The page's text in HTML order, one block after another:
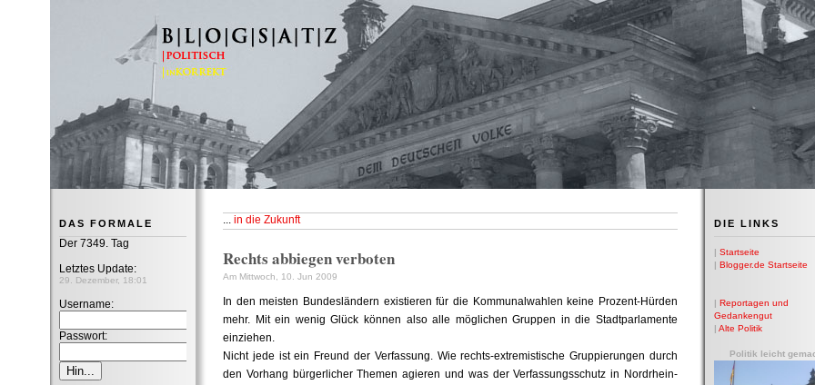
DAS FORMALE
Der 7349. Tag
Letztes Update:
29. Dezember, 18:01
Username:
Passwort:
... in die Zukunft
Rechts abbiegen verboten
Am Mittwoch, 10. Jun 2009
In den meisten Bundesländern existieren für die Kommunalwahlen keine Prozent-Hürden
mehr. Mit ein wenig Glück können also alle möglichen Gruppen in die Stadtparlamente
einziehen.
Nicht jede ist ein Freund der Verfassung. Wie rechts-extremistische Gruppierungen durch
den Vorhang bürgerlicher Themen agieren und was der Verfassungsschutz in Nordrhein-
DIE LINKS
| Startseite
| Blogger.de Startseite
| Reportagen und
Gedankengut
| Alte Politik
Politik leicht